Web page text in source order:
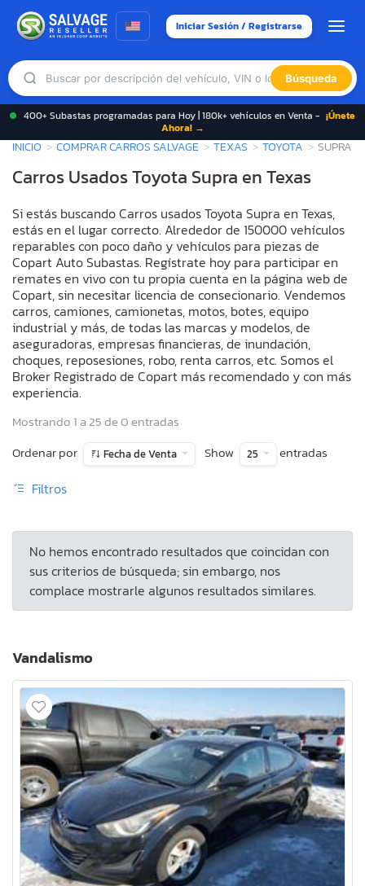
Iniciar Sesión / Registrarse
Búsqueda
400+ Subastas programadas para Hoy | 180k+ vehículos en Venta - ¡Únete
Ahora! →
INICIO COMPRAR CARROS SALVAGE TEXAS TOYOTA SUPRA
Carros Usados Toyota Supra en Texas
Si estás buscando Carros usados Toyota Supra en Texas,
estás en el lugar correcto. Alrededor de 150000 vehículos
reparables con poco daño y vehículos para piezas de
Copart Auto Subastas. Regístrate hoy para participar en
remates en vivo con tu propia cuenta en la página web de
Copart, sin necesitar licencia de consecionario. Vendemos
carros, camiones, camionetas, motos, botes, equipo
industrial y más, de todas las marcas y modelos, de
aseguradoras, empresas financieras, de inundación,
choques, reposesiones, robo, renta carros, etc. Somos el
Broker Registrado de Copart más recomendado y con más
experiencia.
Mostrando 1 a 25 de 0 entradas
Ordenar por
Fecha de Venta Show 25 entradas
Filtros
No hemos encontrado resultados que coincidan con
sus criterios de búsqueda; sin embargo, nos
complace mostrarle algunos resultados similares.
Vandalismo